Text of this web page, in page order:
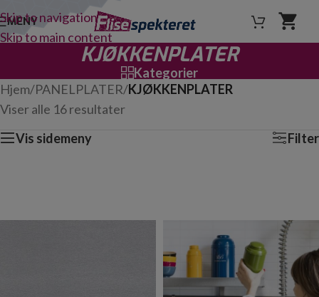
Skip to navigation
Skip to main content
MENY
KJØKKENPLATER
Kategorier
Hjem/PANELPLATER/KJØKKENPLATER
Viser alle 16 resultater
Vis sidemeny
Filter